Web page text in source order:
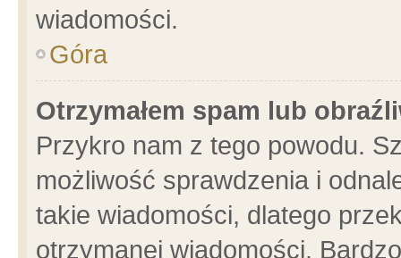
wiadomości.
Góra
Otrzymałem spam lub
Przykro nam z tego powodu.
możliwość sprawdzenia i
takie wiadomości, dlatego
otrzymanej wiadomości.